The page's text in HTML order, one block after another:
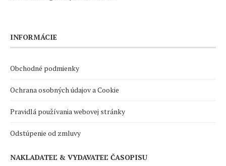
INFORMÁCIE
Obchodné podmienky
Ochrana osobných údajov a Cookie
Pravidlá používania webovej stránky
Odstúpenie od zmluvy
NAKLADATEĽ & VYDAVATEĽ ČASOPISU